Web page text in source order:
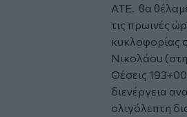
ΑΤΕ. θα
τις πρωινές
κυκλοφορίας
Νικολάου
Θέσεις
διενέργεια
ολιγόλεπτη